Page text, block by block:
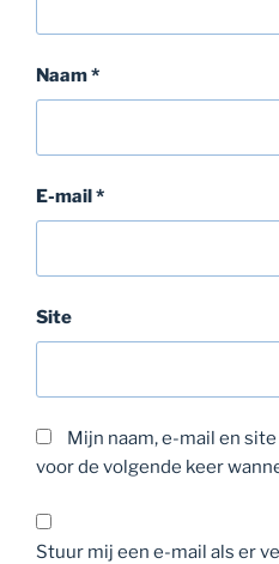
Naam*
E-mail *
Site
Mijn naam, e-mail en
voor de volgende keer
Stuur mij een e-mail als er